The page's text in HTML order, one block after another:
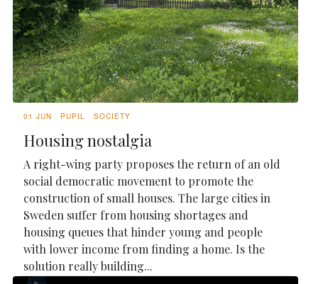
01 JUN PUPIL SOCIETY
Housing nostalgia
A right-wing party proposes the return of an old
social democratic movement to promote the
construction of small houses. The large cities in
Sweden suffer from housing shortages and
housing queues that hinder young and people
with lower income from finding a home. Is the
solution really building...